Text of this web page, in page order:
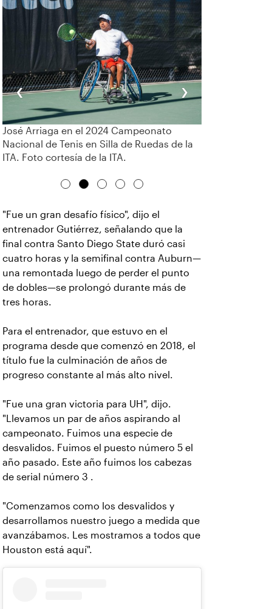
‹
José Arriaga en el 2024 Campeonato
Nacional de Tenis en Silla de Ruedas de la
ITA. Foto cortesía de la ITA.
›
"Fue un gran desafío físico", dijo el
entrenador Gutiérrez, señalando que la
final contra Santo Diego State duró casi
cuatro horas y la semifinal contra Auburn—
una remontada luego de perder el punto
de dobles—se prolongó durante más de
tres horas.
Para el entrenador, que estuvo en el
programa desde que comenzó en 2018, el
título fue la culminación de años de
progreso constante al más alto nivel.
"Fue una gran victoria para UH", dijo.
"Llevamos un par de años aspirando al
campeonato. Fuimos una especie de
desvalidos. Fuimos el puesto número 5 el
año pasado. Este año fuimos los cabezas
de serial número 3 .
"Comenzamos como los desvalidos y
desarrollamos nuestro juego a medida que
avanzábamos. Les mostramos a todos que
Houston está aquí".